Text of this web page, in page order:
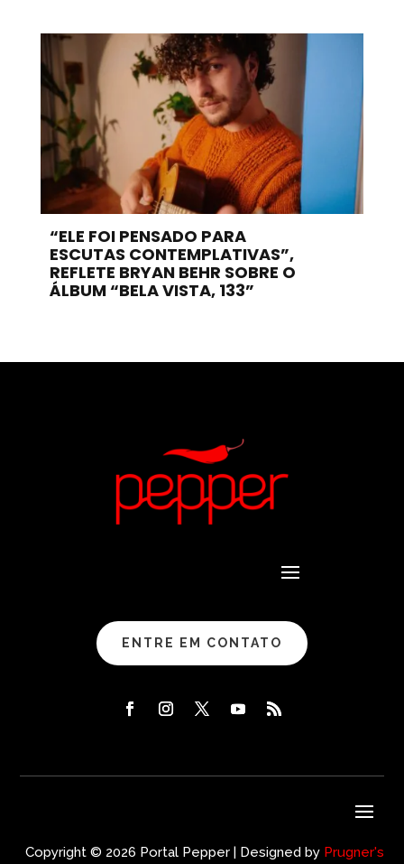
“ELE FOI PENSADO PARA
ESCUTAS CONTEMPLATIVAS”,
REFLETE BRYAN BEHR SOBRE O
ÁLBUM “BELA VISTA, 133”
ENTRE EM CONTATO
Copyright © 2026 Portal Pepper | Designed by Prugner's